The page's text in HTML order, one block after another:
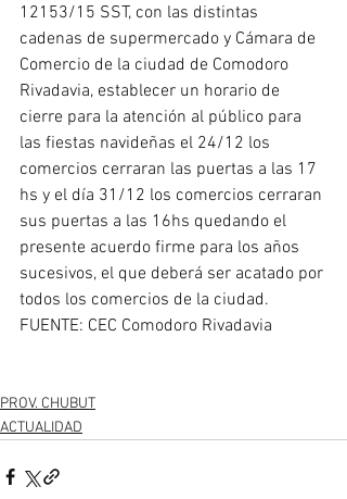
12153/15 SST, con las distintas
cadenas de supermercado y Cámara de
Comercio de la ciudad de Comodoro
Rivadavia, establecer un horario de
cierre para la atención al público para
las fiestas navideñas el 24/12 los
comercios cerraran las puertas a las 17
hs y el día 31/12 los comercios cerraran
sus puertas a las 16hs quedando el
presente acuerdo firme para los años
sucesivos, el que deberá ser acatado por
todos los comercios de la ciudad.
FUENTE: CEC Comodoro Rivadavia
PROV. CHUBUT
ACTUALIDAD